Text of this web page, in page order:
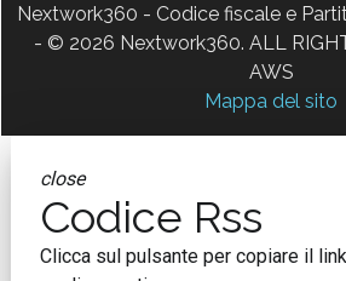
Nextwork360 - Codice fiscale e
- © 2026 Nextwork360. ALL
AWS
Mappa del sito
close
Codice Rss
Clicca sul pulsante per copiare il